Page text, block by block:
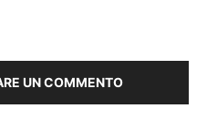
UN COMMENTO